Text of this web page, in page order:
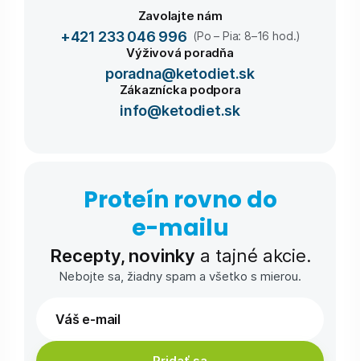
Zavolajte nám
+421 233 046 996 (Po – Pia: 8–16 hod.)
Výživová poradňa
poradna@ketodiet.sk
Zákaznícka podpora
info@ketodiet.sk
Proteín rovno do
e-⁠mailu
Recepty, novinky a tajné akcie.
Nebojte sa, žiadny spam a všetko s mierou.